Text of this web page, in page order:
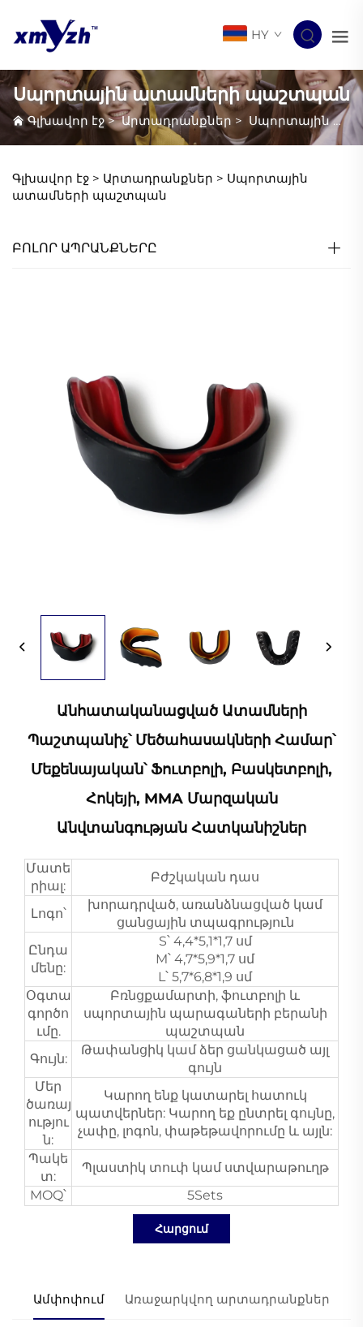
HY
Սպորտային ատամների պաշտպան
Գլխավոր էջ>Արտադրանքներ > Սպորտային ատամների պաշտպան
Գլխավոր էջ > Արտադրանքներ > Սպորտային
ատամների պաշտպան
ԲՈԼՈՐ ԱՊՐԱՆՔՆԵՐԸ
Անհատականացված Ատամների
Պաշտպանիչ՝ Մեծահասակների Համար՝
Մեքենայական՝ Ֆուտբոլի, Բասկետբոլի,
Հոկեյի, MMA Մարզական
Անվտանգության Հատկանիշներ
Մատե
րիալ:
Բժշկական դաս
Լոգո՝
խորադրված, առանձնացված կամ
ցանցային տպագրություն
Ընդա
մենը:
S՝ 4,4*5,1*1,7 սմ
M՝ 4,7*5,9*1,7 սմ
L՝ 5,7*6,8*1,9 սմ
Օգտա
գործո
ւմը.
Բռնցքամարտի, ֆուտբոլի և
սպորտային պարագաների բերանի
պաշտպան
Գույն:
Թափանցիկ կամ ձեր ցանկացած այլ
գույն
Մեր
ծառայ
ությու
ն:
Կարող ենք կատարել հատուկ
պատվերներ: Կարող եք ընտրել գույնը,
չափը, լոգոն, փաթեթավորումը և այլն:
Պակե
տ:
Պլաստիկ տուփ կամ ստվարաթուղթ
MOQ՝
5Sets
Հարցում
Ամփոփում Առաջարկվող արտադրանքներ